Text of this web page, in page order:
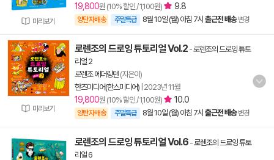
미리보기
19,800원 (10% 할인 / 1,100원) 9.8
양탄자배송 주말특급 8월 10일 (월) 아침 7시 출근전 배송 변경
미리보기
로렌조의 드로잉 튜토리얼 Vol.2 -로렌조의 드로잉 튜토
리얼 2
로렌조 에더링턴 (지은이)
한즈미디어(한스미디어) 2023년 11월
19,800원 (10% 할인 / 1,100원) 10.0
양탄자배송 주말특급 8월 10일 (월) 아침 7시 출근전 배송 변경
로렌조의 드로잉 튜토리얼 Vol.6 -로렌조의 드로잉 튜토
리얼 6